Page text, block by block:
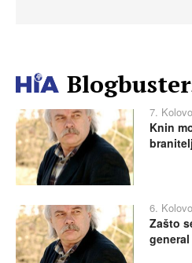
7.
Knin
6.
Zašto